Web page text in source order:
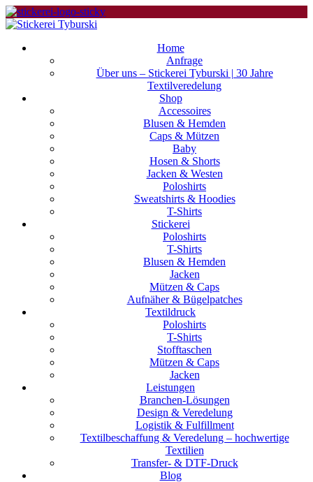
Home
Anfrage
Über uns – Stickerei Tyburski | 30 Jahre
Textilveredelung
Shop
Accessoires
Blusen & Hemden
Caps & Mützen
Baby
Hosen & Shorts
Jacken & Westen
Poloshirts
Sweatshirts & Hoodies
T-Shirts
Stickerei
Poloshirts
T-Shirts
Blusen & Hemden
Jacken
Mützen & Caps
Aufnäher & Bügelpatches
Textildruck
Poloshirts
T-Shirts
Stofftaschen
Mützen & Caps
Jacken
Leistungen
Branchen-Lösungen
Design & Veredelung
Logistik & Fulfillment
Textilbeschaffung & Veredelung – hochwertige
Textilien
Transfer- & DTF-Druck
Blog